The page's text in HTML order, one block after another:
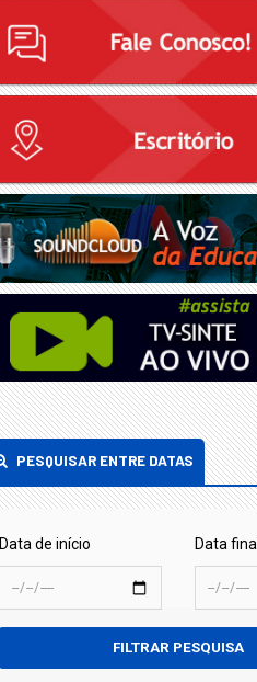
PESQUISAR ENTRE DATAS
Data de início Data final
FILTRAR PESQUISA